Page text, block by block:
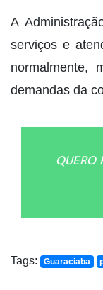
A
serviços e
normalmente,
demandas da
QUERO
Tags: Guaraciaba